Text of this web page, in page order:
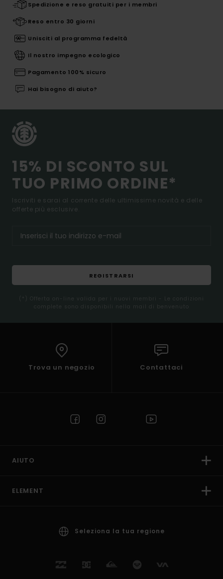
Spedizione e reso gratuiti per i membri
Reso entro 30 giorni
Unisciti al programma fedeltà
Il nostro impegno ecologico
Pagamento 100% sicuro
Hai bisogno di aiuto?
15% DI SCONTO SUL
TUO PRIMO ORDINE*
Iscriviti e sarai al corrente delle ultimissime novità e delle
offerte più esclusive.
REGISTRARSI
(*) Offerta on-line valida per i nuovi membri - Le condizioni
complete sono disponibili nella mail di benvenuto
Trova un negozio Contattaci
AIUTO
ELEMENT
Seleziona la tua regione